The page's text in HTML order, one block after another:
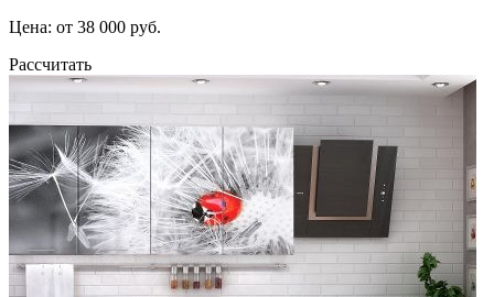
Цена: от 38 000 руб.
Рассчитать